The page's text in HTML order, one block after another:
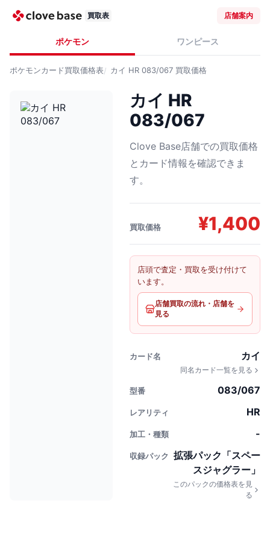
買取表 店舗案内
ポケモン ワンピース
ポケモンカード買取価格表 カイ HR 083/067 買取価格
カイ HR
083/067
Clove Base店舗での買取価格
とカード情報を確認できま
す。
買取価格 ¥1,400
店頭で査定・買取を受け付けて
います。
店舗買取の流れ・店舗を
見る
カード名 カイ
同名カード一覧を見る
型番 083/067
レアリティ HR
加工・種類 -
収録パック
拡張パック「スペー
スジャグラー」
このパックの価格表を見
る